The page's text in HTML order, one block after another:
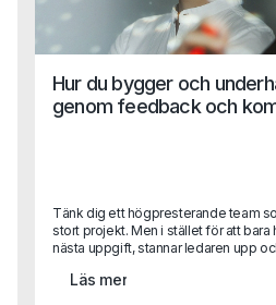
Hur du bygger och
genom feedback och
Tänk dig ett högpresterande team
stort projekt. Men i stället för att bara
nästa uppgift, stannar ledaren upp
Det här feedback samtalet,
Läs mer